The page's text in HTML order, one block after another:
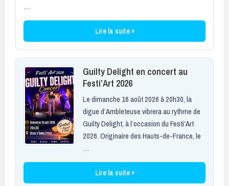
…
Lire la suite »
Guilty Delight en concert au
Festi’Art 2026
Le dimanche 16 août 2026 à 20h30, la
digue d’Ambleteuse vibrera au rythme de
Guilty Delight, à l’occasion du Festi’Art
2026. Originaire des Hauts-de-France, le
…
Lire la suite »